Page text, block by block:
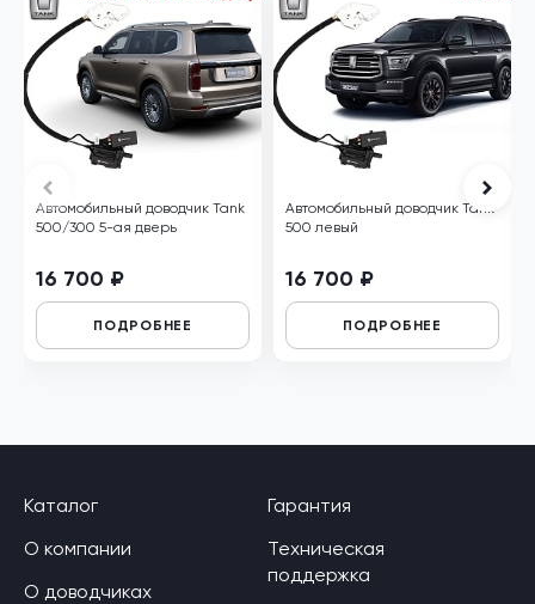
Автомобильный доводчик Tank
500/300 5-ая дверь
16 700 ₽
ПОДРОБНЕЕ
Автомобильный доводчик Tank
500 левый
16 700 ₽
ПОДРОБНЕЕ
Каталог
О компании
О доводчиках
Гарантия
Техническая
поддержка